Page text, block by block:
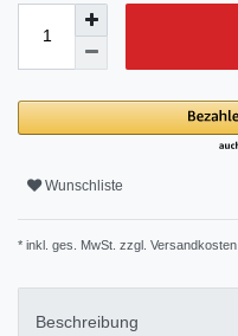
Wunschliste
* inkl. ges. MwSt. zzgl. Versandkosten
Beschreibung